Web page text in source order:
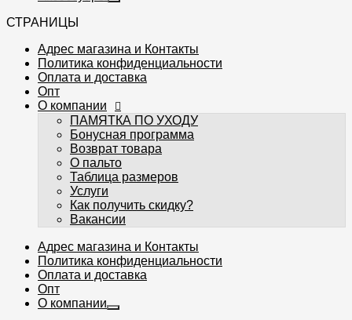
СТРАНИЦЫ
Адрес магазина и Контакты
Политика конфиденциальности
Оплата и доставка
Опт
О компании
ПАМЯТКА ПО УХОДУ
Бонусная программа
Возврат товара
О пальто
Таблица размеров
Услуги
Как получить скидку?
Вакансии
Адрес магазина и Контакты
Политика конфиденциальности
Оплата и доставка
Опт
О компании